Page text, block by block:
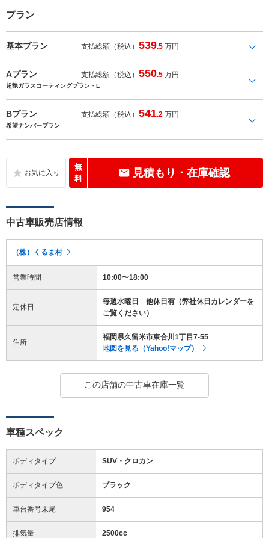
プラン
基本プラン 支払総額（税込）539.5 万円
Aプラン 支払総額（税込）550.5 万円
超艶ガラスコーティングプラン・L
Bプラン 支払総額（税込）541.2 万円
希望ナンバープラン
無
料
見積もり・在庫確認
中古車販売店情報
（株）くるま村
営業時間 10:00〜18:00
定休日
毎週水曜日 他休日有（弊社休日カレンダーを
ご覧ください）
住所
福岡県久留米市東合川1丁目7-55
地図を見る（Yahoo!マップ）
この店舗の中古車在庫一覧
車種スペック
ボディタイプ SUV・クロカン
ボディタイプ色 ブラック
車台番号末尾 954
排気量 2500cc